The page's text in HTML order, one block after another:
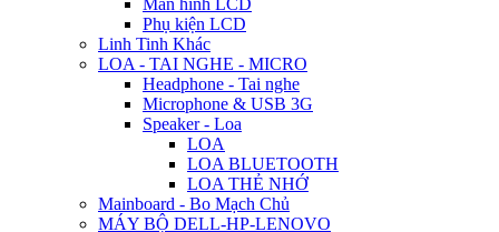
Phụ kiện LCD
Linh Tinh Khác
LOA - TAI NGHE - MICRO
Headphone - Tai nghe
Microphone & USB 3G
Speaker - Loa
LOA
LOA BLUETOOTH
LOA THẺ NHỚ
Mainboard - Bo Mạch Chủ
MÁY BỘ DELL-HP-LENOVO